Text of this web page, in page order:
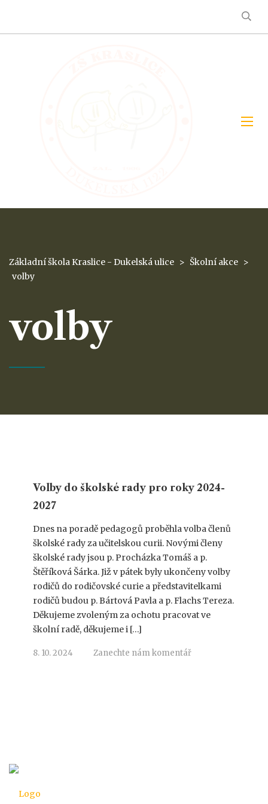
Základní škola Kraslice - Dukelská ulice > Školní akce >
volby
volby
Volby do školské rady pro roky 2024-
2027
Dnes na poradě pedagogů proběhla volba členů
školské rady za učitelskou curii. Novými členy
školské rady jsou p. Procházka Tomáš a p.
Štěříková Šárka. Již v pátek byly ukončeny volby
rodičů do rodičovské curie a představitelkami
rodičů budou p. Bártová Pavla a p. Flachs Tereza.
Děkujeme zvoleným za ochotu pracovat ve
školní radě, děkujeme i […]
8. 10. 2024 Zanechte nám komentář